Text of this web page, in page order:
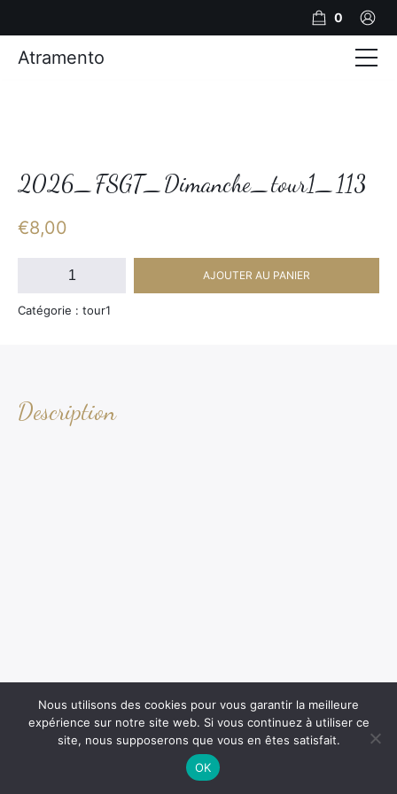
2026_FSGT_Dimanche_tour1_113
€8,00
quantité
2026_FSGT_Dimanche_tour1_113
AJOUTER AU PANIER
Catégorie : tour1
Description
0
Atramento
Photos
Nous utilisons des cookies pour vous garantir la meilleure
expérience sur notre site web. Si vous continuez à utiliser ce
site, nous supposerons que vous en êtes satisfait.
OK